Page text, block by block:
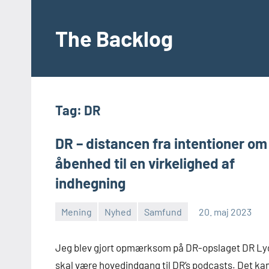
The Backlog
Tag: DR
DR – distancen fra intentioner om
åbenhed til en virkelighed af
indhegning
Mening Nyhed Samfund 20. maj 2023
Johansen
Jeg blev gjort opmærksom på DR-opslaget DR
skal være hovedindgang til DR’s podcasts. Det